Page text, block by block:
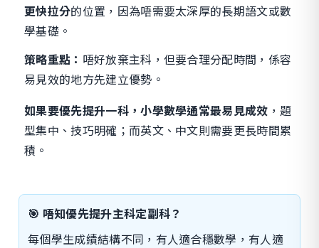
更快拉分的位置，因為唔需要太深厚的長期語文或數
學基礎。
策略重點： 唔好放棄主科，但要合理分配時間，係容
易見效的地方先建立優勢。
如果要優先提升一科，小學數學通常最易見成效 ，題
型集中、技巧明確；而英文、中文則需要更長時間累
積。
🎯 唔知優先提升主科定副科？
每個學生成績結構不同，有人適合穩數學，有人適